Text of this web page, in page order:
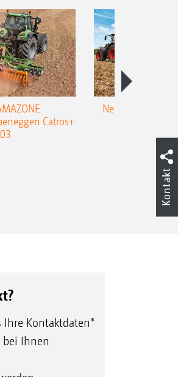
Catros+
03
Neuer
Ihre Kontaktdaten*
Ihnen
Kontakt